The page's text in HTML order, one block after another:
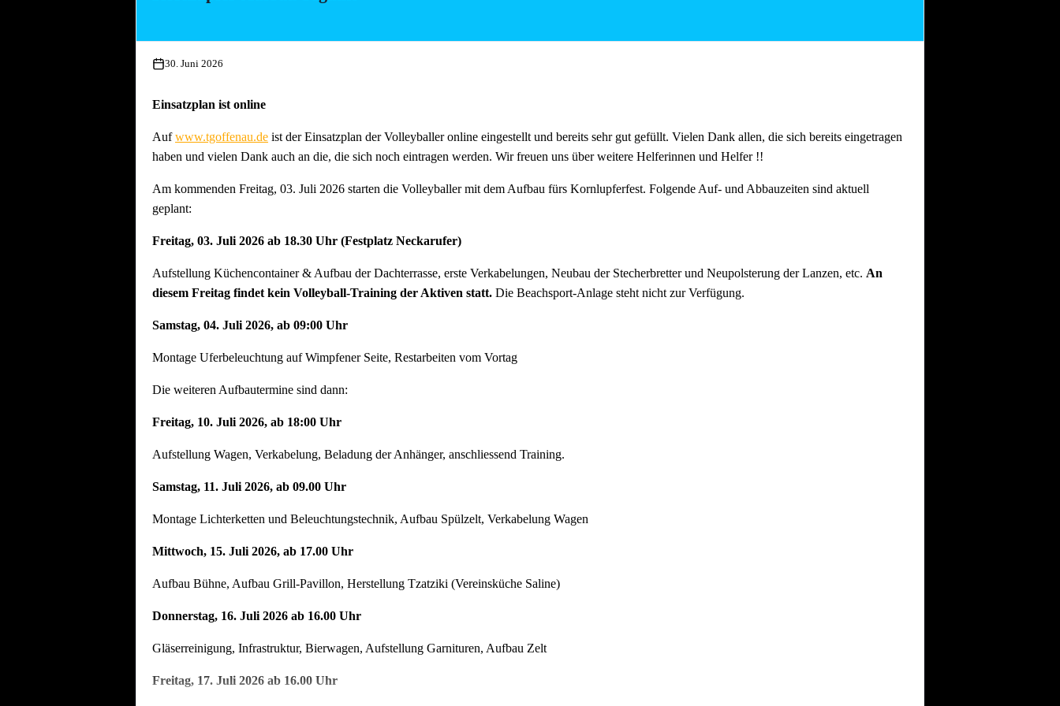
30. Juni 2026
Einsatzplan ist online
Aufwww.tgoffenau.de ist der Einsatzplan der Volleyballer online eingestellt und bereits sehr gut gefüllt. Vielen Dank allen, die sich bereits eingetragen
haben und vielen Dank auch an die, die sich noch eintragen werden. Wir freuen uns über weitere Helferinnen und Helfer !!
Am kommenden Freitag, 03. Juli 2026 starten die Volleyballer mit dem Aufbau fürs Kornlupferfest. Folgende Auf- und Abbauzeiten sind aktuell
geplant:
Freitag, 03. Juli 2026 ab 18.30 Uhr (Festplatz Neckarufer)
Aufstellung Küchencontainer & Aufbau der Dachterrasse, erste Verkabelungen, Neubau der Stecherbretter und Neupolsterung der Lanzen, etc. An
diesem Freitag findet kein Volleyball-Training der Aktiven statt. Die Beachsport-Anlage steht nicht zur Verfügung.
Samstag, 04. Juli 2026, ab 09:00 Uhr
Montage Uferbeleuchtung auf Wimpfener Seite, Restarbeiten vom Vortag
Die weiteren Aufbautermine sind dann:
Freitag, 10. Juli 2026, ab 18:00 Uhr
Aufstellung Wagen, Verkabelung, Beladung der Anhänger, anschliessend Training.
Samstag, 11. Juli 2026, ab 09.00 Uhr
Montage Lichterketten und Beleuchtungstechnik, Aufbau Spülzelt, Verkabelung Wagen
Mittwoch, 15. Juli 2026, ab 17.00 Uhr
Aufbau Bühne, Aufbau Grill-Pavillon, Herstellung Tzatziki (Vereinsküche Saline)
Donnerstag, 16. Juli 2026 ab 16.00 Uhr
Gläserreinigung, Infrastruktur, Bierwagen, Aufstellung Garnituren, Aufbau Zelt
Freitag, 17. Juli 2026 ab 16.00 Uhr